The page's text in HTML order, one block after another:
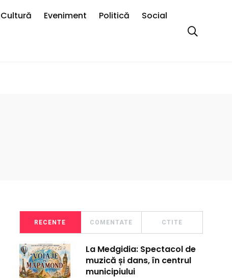
Cultură Eveniment Politică
Social
RECENTE COMENTATE CTITE
La Medgidia: Spectacol de
muzică și dans, în centrul
municipiului